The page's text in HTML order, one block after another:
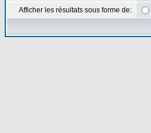
Afficher les résultats sous forme de: